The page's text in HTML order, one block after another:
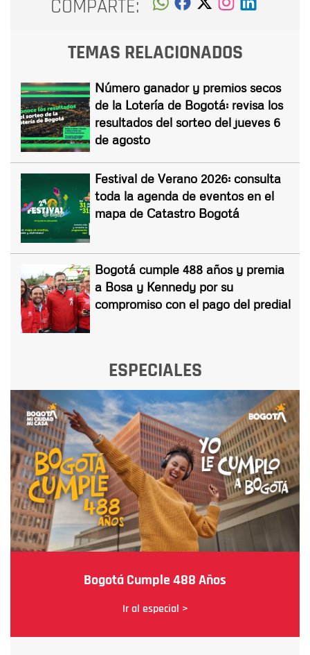
COMPARTE:
TEMAS RELACIONADOS
Número ganador y premios secos
de la Lotería de Bogotá: revisa los
resultados del sorteo del jueves 6
de agosto
Festival de Verano 2026: consulta
toda la agenda de eventos en el
mapa de Catastro Bogotá
Bogotá cumple 488 años y premia
a Bosa y Kennedy por su
compromiso con el pago del predial
ESPECIALES
Bogotá Cumple 488 Años
Ir al especial >